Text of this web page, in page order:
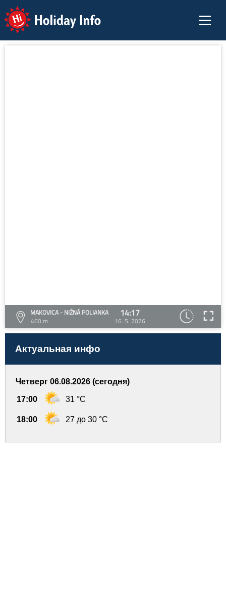
Holiday Info
MAKOVICA - NIŽNÁ POLIANKA
460 m
14:17
16. 5. 2026
Актуальная инфо
Четверг 06.08.2026 (сегодня)
17:00 31 °C
18:00 27 до 30 °C